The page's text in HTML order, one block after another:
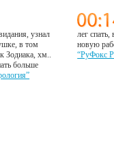
узнал
в том
Зодиака, хм..
больше
лег спать,
новую
“РуФокс